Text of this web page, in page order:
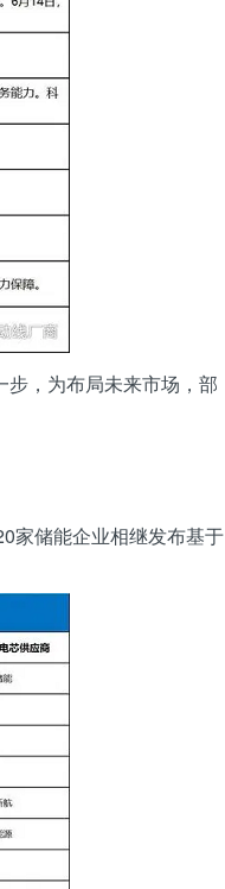
，为布局未来市场，部
家储能企业相继发布基于